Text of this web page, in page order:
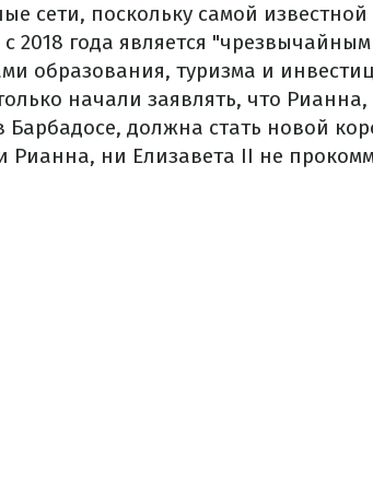
сети, поскольку самой
2018 года является
образования, туризма и
начали заявлять, что Рианна,
должна стать новой
Рианна, ни Елизавета II не